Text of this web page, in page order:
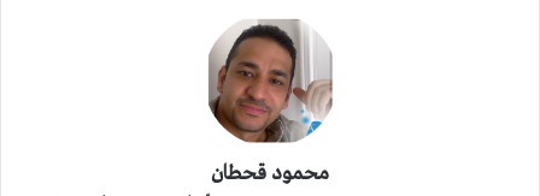
محمود قحطان